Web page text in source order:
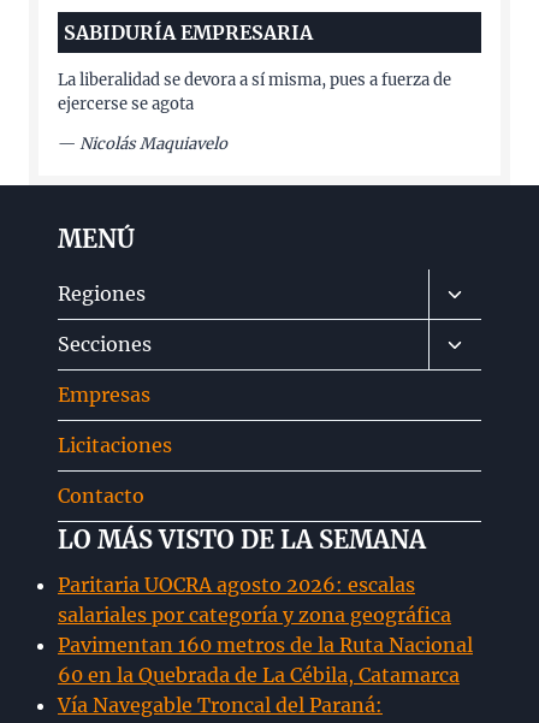
SABIDURÍA EMPRESARIA
La liberalidad se devora a sí misma, pues a fuerza de
ejercerse se agota
— Nicolás Maquiavelo
MENÚ
Regiones
Alternar
menú
hijo
Secciones
Alternar
menú
Empresas
Licitaciones
Contacto
LO MÁS VISTO DE LA SEMANA
Paritaria UOCRA agosto 2026: escalas
salariales por categoría y zona geográfica
Pavimentan 160 metros de la Ruta Nacional
60 en la Quebrada de La Cébila, Catamarca
Vía Navegable Troncal del Paraná: